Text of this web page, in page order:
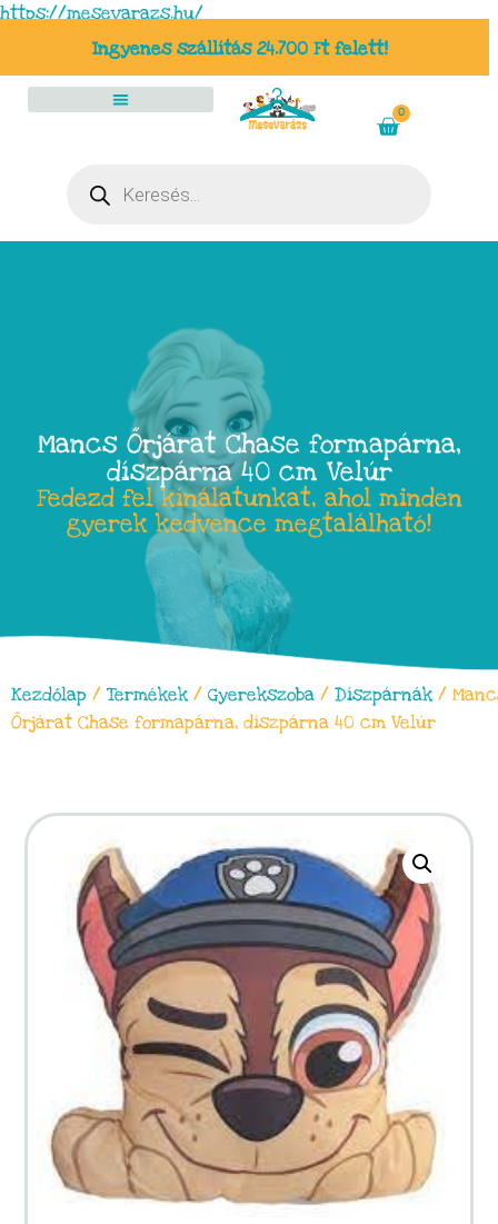
https://mesevarazs.hu/
Ingyenes szállítás 24.700 Ft felett!
0
Mancs Őrjárat Chase formapárna,
díszpárna 40 cm Velúr
Fedezd fel kínálatunkat, ahol minden
gyerek kedvence megtalálható!
Kezdőlap / Termékek / Gyerekszoba / Díszpárnák /
Őrjárat Chase formapárna, díszpárna 40 cm Velúr